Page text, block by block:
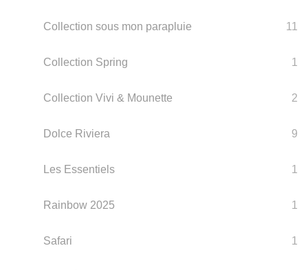
Collection sous mon parapluie 11
Collection Spring 1
Collection Vivi & Mounette 2
Dolce Riviera 9
Les Essentiels 1
Rainbow 2025 1
Safari 1